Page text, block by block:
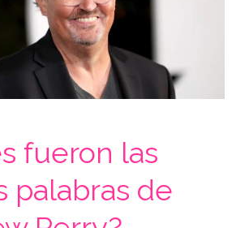
fueron las
palabras de